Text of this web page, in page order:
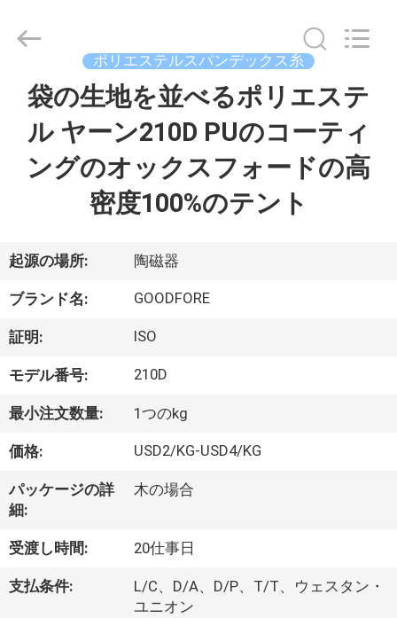
ビ
デ
オ
わ
た
し
に
Copyright
Goodfore
Reserved.
ポリエステルスパンデックス糸
袋の生地を並べるポリエステ
ル ヤーン210D PUのコーティ
ングのオックスフォードの高
密度100%のテント
起源の場所: 陶磁器
ブランド名: GOODFORE
証明: ISO
モデル番号: 210D
最小注文数量: 1つのkg
価格: USD2/KG-USD4/KG
パッケージの詳
細:
木の場合
受渡し時間: 20仕事日
支払条件:
L/C、D/A、D/P、T/T、ウェスタン・
ユニオン